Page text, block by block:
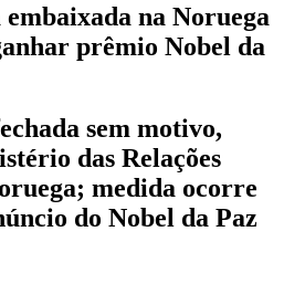
embaixada na Noruega
prêmio Nobel da
sem motivo,
das Relações
medida ocorre
do Nobel da Paz